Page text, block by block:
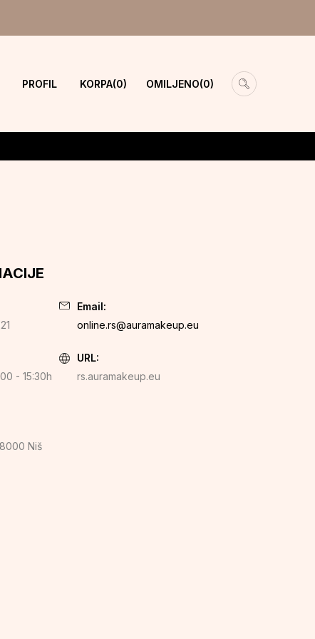
PROFIL KORPA 0 0
OMILJENO
Email:
online.rs@auramakeup.eu
- 15:30h
URL:
rs.auramakeup.eu
Niš